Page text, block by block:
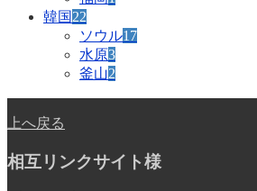
韓国22
ソウル17
水原3
釜山2
上へ戻る
相互リンクサイト様